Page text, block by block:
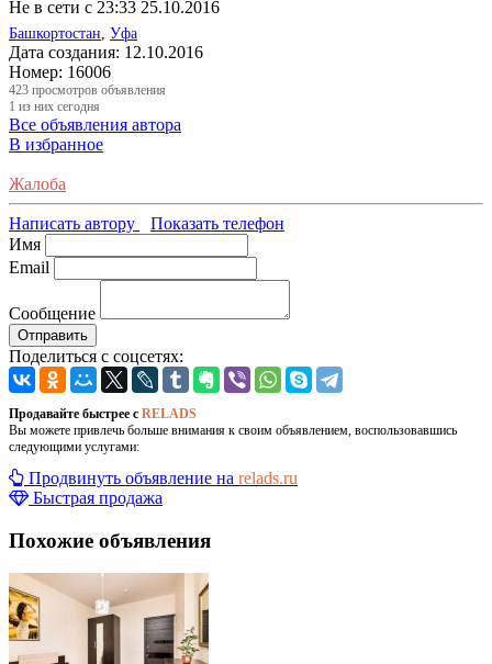
Не в сети с 23:33 25.10.2016
Башкортостан Уфа
Дата создания: 12.10.2016
Номер: 16006
423 просмотров объявления
1 из них сегодня
Все объявления автора
В избранное
Жалоба
Написать автору
Показать телефон
Имя
Email
Сообщение
Отправить
Поделиться с соцсетях:
Продавайте быстрее с RELADS
Вы можете привлечь больше внимания к своим объявлением, воспользовавшись
следующими услугами:
Продвинуть объявление на relads.ru
Быстрая продажа
Похожие объявления